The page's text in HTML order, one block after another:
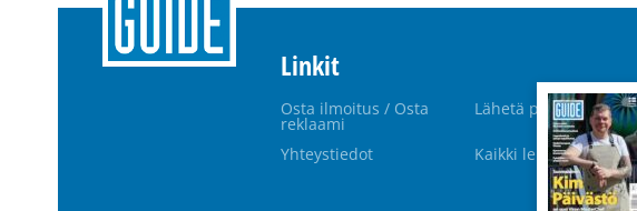
Linkit
Osta ilmoitus / Osta
reklaami
Lähetä palaute
Yhteystiedot Kaikki lehdet